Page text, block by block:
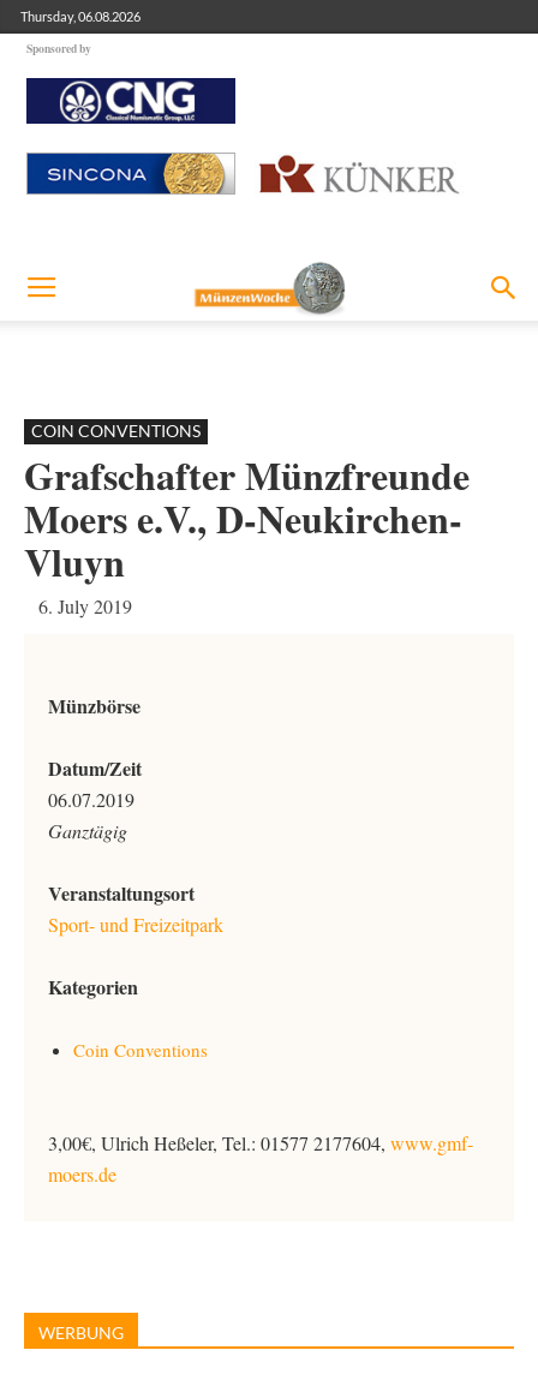
Thursday, 06.08.2026
Sponsored by
COIN CONVENTIONS
Grafschafter Münzfreunde
Moers e.V., D-Neukirchen-
Vluyn
6. July 2019
Münzbörse
Datum/Zeit
06.07.2019
Ganztägig
Veranstaltungsort
Sport- und Freizeitpark
Kategorien
Coin Conventions
3,00€, Ulrich Heßeler, Tel.: 01577 2177604, www.gmf-
moers.de
WERBUNG